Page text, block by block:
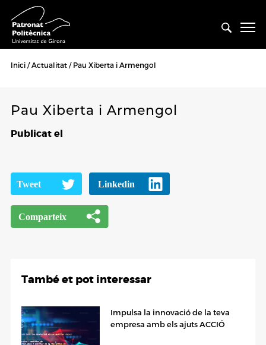
Inici Actualitat Pau Xiberta i Armengol
Pau Xiberta i Armengol
Publicat el
També et pot interessar
Impulsa la innovació de la teva
empresa amb els ajuts ACCIÓ